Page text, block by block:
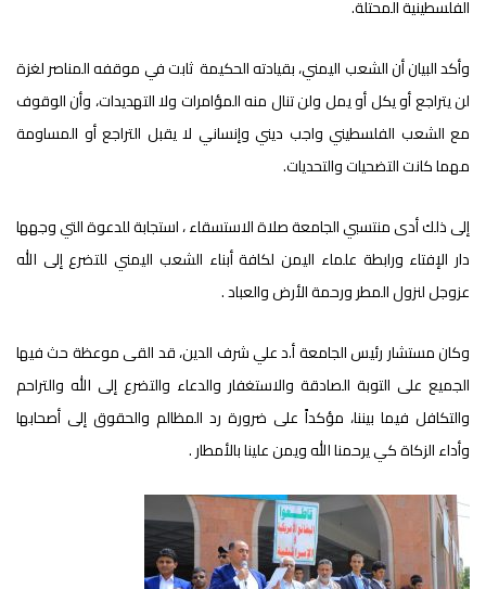
الفلسطينية المحتلة.
وأكد البيان أن الشعب اليمني، بقيادته الحكيمة ثابت في موقفه المناصر لغزة
لن يتراجع أو يكل أو يمل ولن تنال منه المؤامرات ولا التهديدات، وأن الوقوف
مع الشعب الفلسطيني واجب ديني وإنساني لا يقبل التراجع أو المساومة
مهما كانت التضحيات والتحديات.
إلى ذلك أدى منتسبي الجامعة صلاة الاستسقاء ، استجابة للدعوة التي وجهها
دار الإفتاء ورابطة علماء اليمن لكافة أبناء الشعب اليمني للتضرع إلى الله
عزوجل لنزول المطر ورحمة الأرض والعباد .
وكان مستشار رئيس الجامعة أ.د علي شرف الدين، قد القى موعظة حث فيها
الجميع على التوبة الصادقة والاستغفار والدعاء والتضرع إلى الله والتراحم
والتكافل فيما بيننا، مؤكداً على ضرورة رد المظالم والحقوق إلى أصحابها
وأداء الزكاة كي يرحمنا الله ويمن علينا بالأمطار .